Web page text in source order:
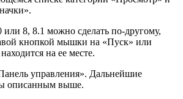
или 8, 8.1 можно сделать по-другому,
кнопкой мышки на «Пуск» или
на ее месте.
управления». Дальнейшие
описанным выше.